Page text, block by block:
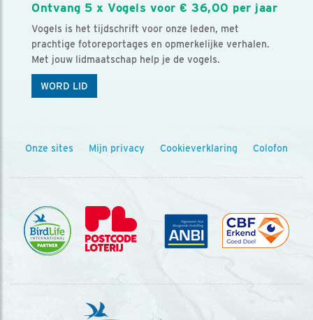
Ontvang 5 x Vogels voor € 36,00 per jaar
Vogels is het tijdschrift voor onze leden, met
prachtige fotoreportages en opmerkelijke verhalen.
Met jouw lidmaatschap help je de vogels.
WORD LID
Onze sites Mijn privacy Cookieverklaring Colofon